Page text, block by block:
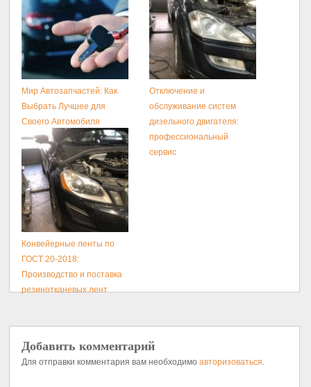
Мир Автозапчастей: Как
Выбрать Лучшее для
Своего Автомобиля
Отключение и
обслуживание систем
дизельного двигателя:
профессиональный
сервис
Конвейерные ленты по
ГОСТ 20-2018:
Производство и поставка
резинотканевых лент
Добавить комментарий
Для отправки комментария вам необходимоавторизоваться.